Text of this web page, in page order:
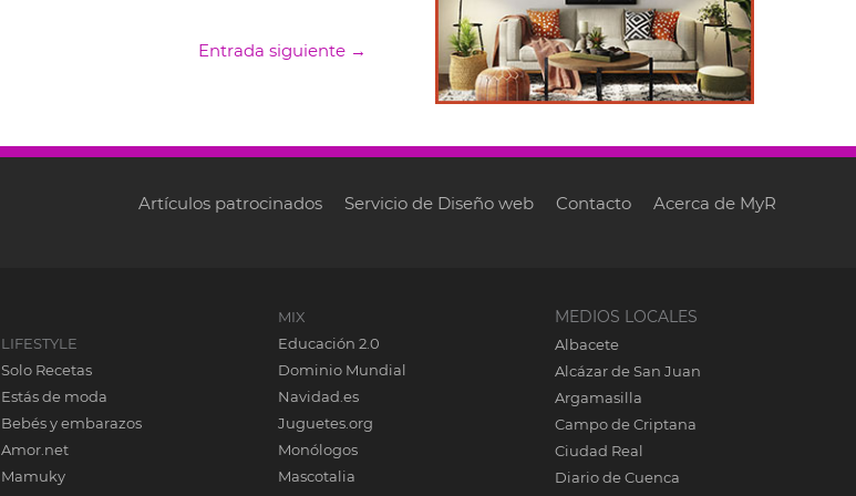
Entrada siguiente →
Artículos patrocinados Servicio de Diseño web Contacto Acerca de MyR
LIFESTYLE
Solo Recetas
Estás de moda
Bebés y embarazos
Amor.net
Mamuky
MIX
Educación 2.0
Dominio Mundial
Navidad.es
Juguetes.org
Monólogos
Mascotalia
MEDIOS LOCALES
Albacete
Alcázar de San Juan
Argamasilla
Campo de Criptana
Ciudad Real
Diario de Cuenca